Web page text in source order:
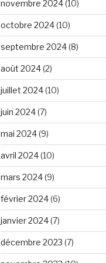
novembre 2024(10)
octobre 2024(10)
septembre 2024(8)
août 2024(2)
juillet 2024(10)
juin 2024(7)
mai 2024(9)
avril 2024(10)
mars 2024(9)
février 2024(6)
janvier 2024(7)
décembre 2023 (7)